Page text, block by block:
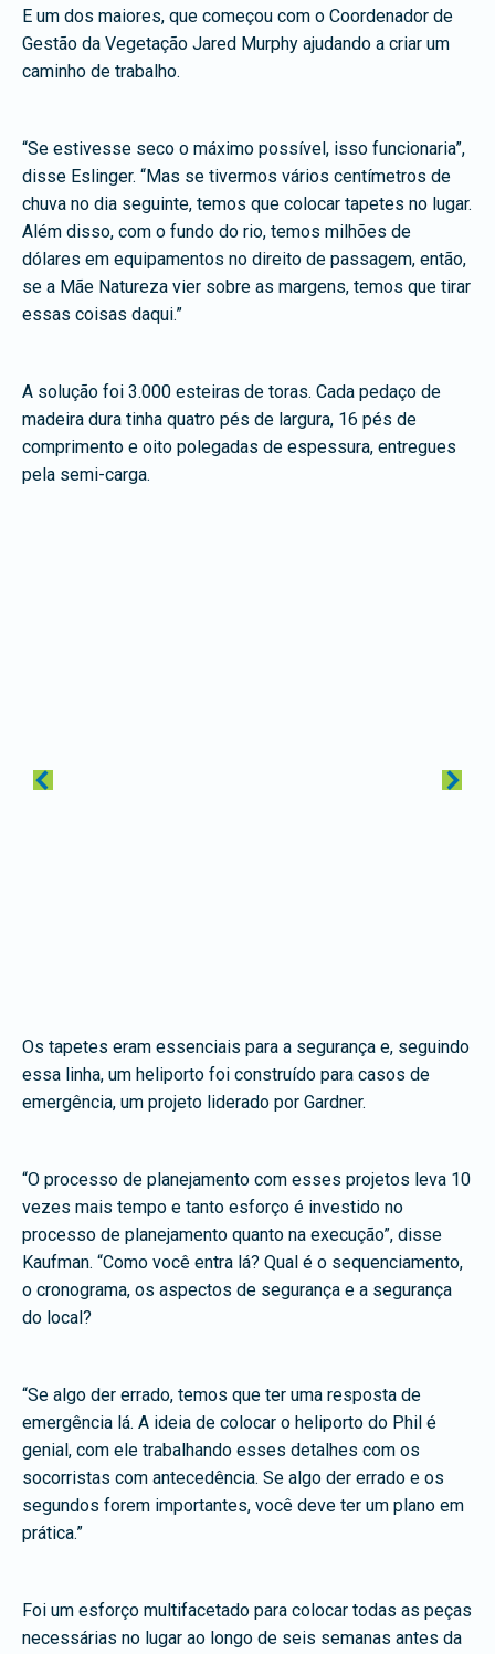
E um dos maiores, que começou com o Coordenador de
Gestão da Vegetação Jared Murphy ajudando a criar um
caminho de trabalho.
“Se estivesse seco o máximo possível, isso funcionaria”,
disse Eslinger. “Mas se tivermos vários centímetros de
chuva no dia seguinte, temos que colocar tapetes no lugar.
Além disso, com o fundo do rio, temos milhões de
dólares em equipamentos no direito de passagem, então,
se a Mãe Natureza vier sobre as margens, temos que tirar
essas coisas daqui.”
A solução foi 3.000 esteiras de toras. Cada pedaço de
madeira dura tinha quatro pés de largura, 16 pés de
comprimento e oito polegadas de espessura, entregues
pela semi-carga.
Os tapetes eram essenciais para a segurança e, seguindo
essa linha, um heliporto foi construído para casos de
emergência, um projeto liderado por Gardner.
“O processo de planejamento com esses projetos leva 10
vezes mais tempo e tanto esforço é investido no
processo de planejamento quanto na execução”, disse
Kaufman. “Como você entra lá? Qual é o sequenciamento,
o cronograma, os aspectos de segurança e a segurança
do local?
“Se algo der errado, temos que ter uma resposta de
emergência lá. A ideia de colocar o heliporto do Phil é
genial, com ele trabalhando esses detalhes com os
socorristas com antecedência. Se algo der errado e os
segundos forem importantes, você deve ter um plano em
prática.”
Foi um esforço multifacetado para colocar todas as peças
necessárias no lugar ao longo de seis semanas antes da